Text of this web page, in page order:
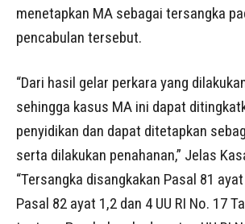
menetapkan MA sebagai tersangka
pencabulan tersebut.
“Dari hasil gelar perkara yang
sehingga kasus MA ini dapat
penyidikan dan dapat ditetapkan
serta dilakukan penahanan,” Jelas
“Tersangka disangkakan Pasal 81
Pasal 82 ayat 1,2 dan 4 UU RI No. 17